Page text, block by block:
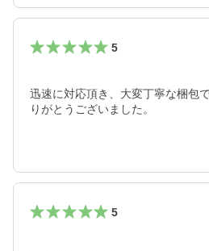
5
迅速に対応頂き、大変丁寧な梱包
りがとうございました。
5